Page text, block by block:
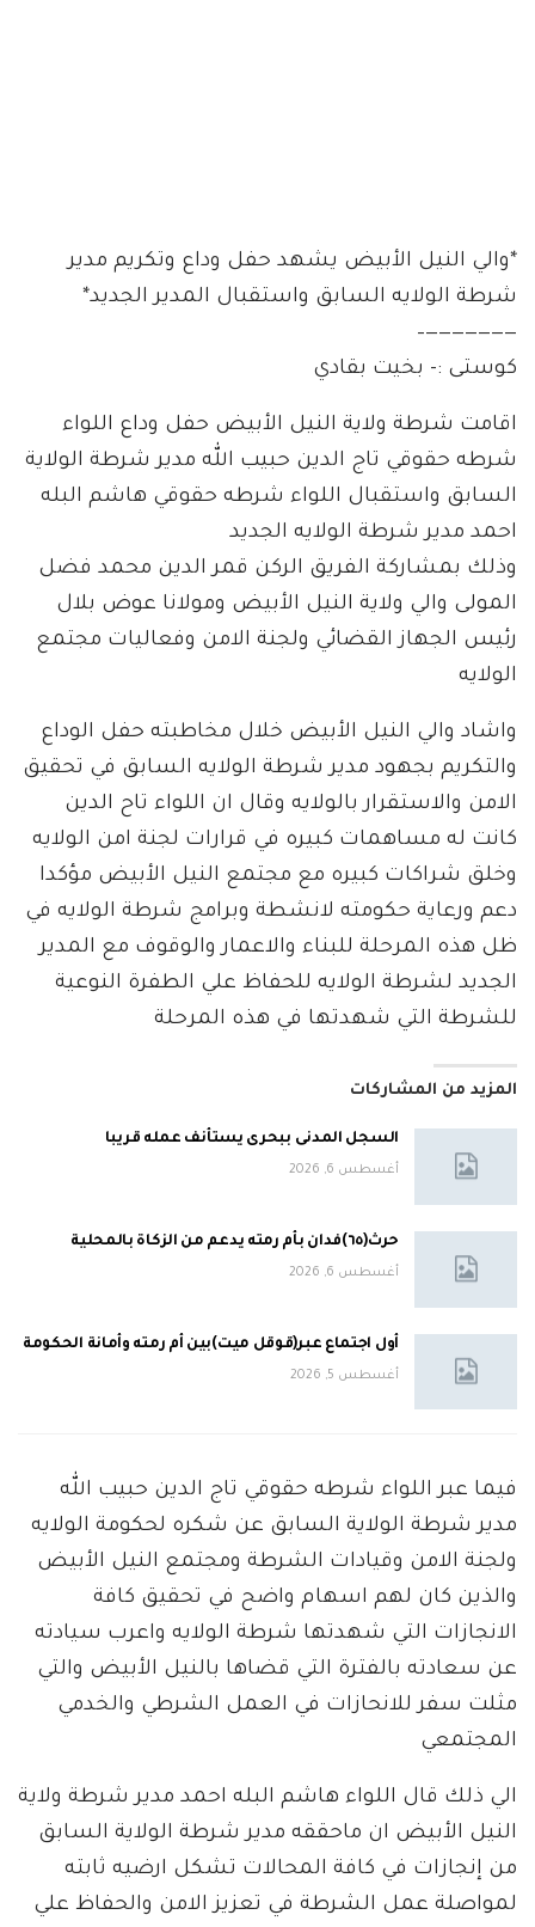
*والي النيل الأبيض يشهد حفل وداع وتكريم مدير
شرطة الولايه السابق واستقبال المدير الجديد*
———————–
كوستى :- بخيت بقادي
اقامت شرطة ولاية النيل الأبيض حفل وداع اللواء
شرطه حقوقي تاج الدين حبيب الله مدير شرطة الولاية
السابق واستقبال اللواء شرطه حقوقي هاشم البله
احمد مدير شرطة الولايه الجديد
وذلك بمشاركة الفريق الركن قمر الدين محمد فضل
المولى والي ولاية النيل الأبيض ومولانا عوض بلال
رئيس الجهاز القضائي ولجنة الامن وفعاليات مجتمع
الولايه
واشاد والي النيل الأبيض خلال مخاطبته حفل الوداع
والتكريم بجهود مدير شرطة الولايه السابق في تحقيق
الامن والاستقرار بالولايه وقال ان اللواء تاح الدين
كانت له مساهمات كبيره في قرارات لجنة امن الولايه
وخلق شراكات كبيره مع مجتمع النيل الأبيض مؤكدا
دعم ورعاية حكومته لانشطة وبرامج شرطة الولايه في
ظل هذه المرحلة للبناء والاعمار والوقوف مع المدير
الجديد لشرطة الولايه للحفاظ علي الطفرة النوعية
للشرطة التي شهدتها في هذه المرحلة
المزيد من المشاركات
السجل المدنى ببحرى يستأنف عمله قريبا
أغسطس 6, 2026
حرث(٦٥)فدان بأم رمته يدعم من الزكاة بالمحلية
أغسطس 6, 2026
أول اجتماع عبر(قوقل ميت)بين أم رمته وأمانة الحكومة
أغسطس 5, 2026
فيما عبر اللواء شرطه حقوقي تاج الدين حبيب الله
مدير شرطة الولاية السابق عن شكره لحكومة الولايه
ولجنة الامن وقيادات الشرطة ومجتمع النيل الأبيض
والذين كان لهم اسهام واضح في تحقيق كافة
الانجازات التي شهدتها شرطة الولايه واعرب سيادته
عن سعادته بالفترة التي قضاها بالنيل الأبيض والتي
مثلت سفر للانحازات في العمل الشرطي والخدمي
المجتمعي
الي ذلك قال اللواء هاشم البله احمد مدير شرطة ولاية
النيل الأبيض ان ماحققه مدير شرطة الولاية السابق
من إنجازات في كافة المحالات تشكل ارضيه ثابته
لمواصلة عمل الشرطة في تعزيز الامن والحفاظ علي